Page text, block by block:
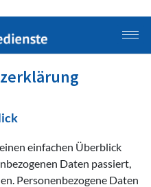
einfachen Überblick
Daten passiert,
Personenbezogene Daten